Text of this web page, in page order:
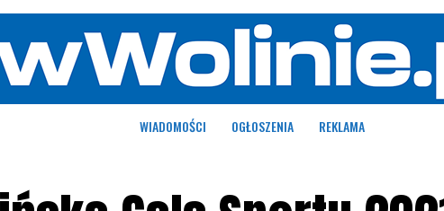
WIADOMOŚCI OGŁOSZENIA REKLAMA